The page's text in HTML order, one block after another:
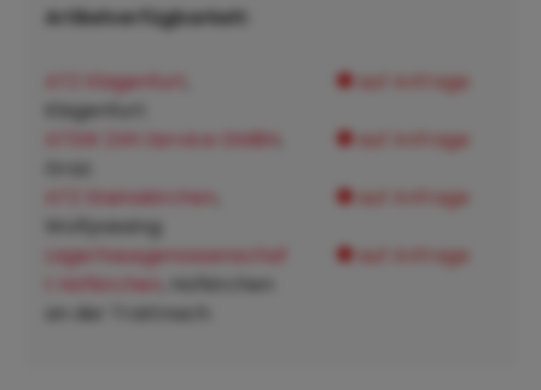
Artikelverfügbarkeit:
ATZ Klagenfurt
Klagenfurt:
auf Anfrage
ATSW 24h Service GMBH auf Anfrage
ATZ Steinakirchen
Wolfpassing:
auf Anfrage
Lagerhausgenossenschaf
t Hofkirchen
, Hofkirchen
an der Trattnach:
auf Anfrage